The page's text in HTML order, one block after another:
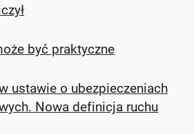
być praktyczne
ustawie o ubezpieczeniach
Nowa definicja ruchu